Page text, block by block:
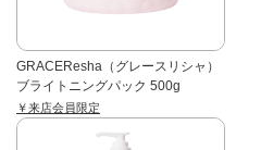
GRACEResha（グレースリシャ）
ブライトニングパック 500g
￥来店会員限定